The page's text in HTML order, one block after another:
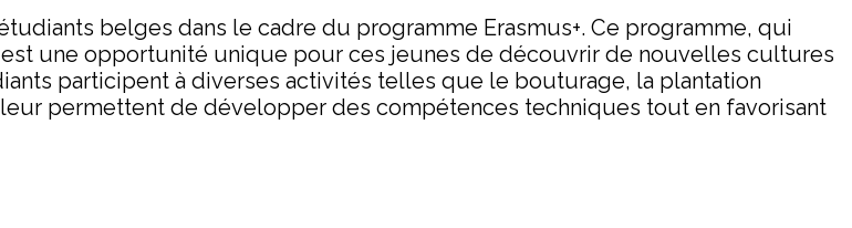
belges dans le cadre du programme Erasmus+. Ce programme, qui
une opportunité unique pour ces jeunes de découvrir de nouvelles cultures
participent à diverses activités telles que le bouturage, la plantation
permettent de développer des compétences techniques tout en favorisant